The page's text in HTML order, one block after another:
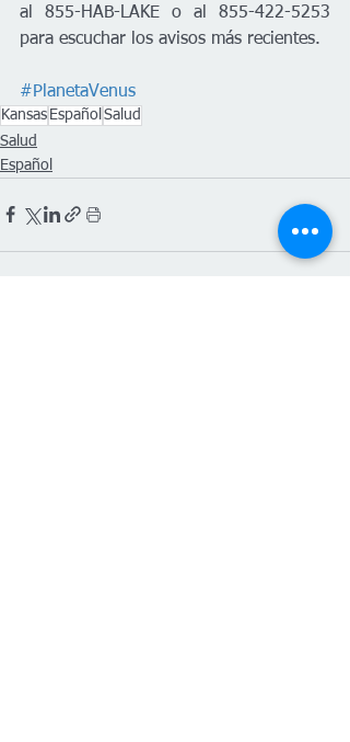
al 855-HAB-LAKE o al 855-422-5253
para escuchar los avisos más recientes.
#PlanetaVenus
Kansas Español Salud
Salud
Español